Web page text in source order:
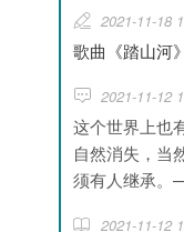
2021-11-18
歌曲《踏山河
2021-11-12
这个世界上也
自然消失，当
须有人继承。
2021-11-12